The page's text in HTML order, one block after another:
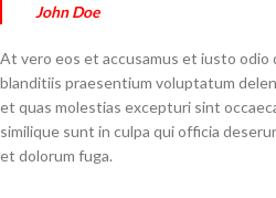
John Doe
At vero eos et accusamus et iusto odio
blanditiis praesentium voluptatum
et quas molestias excepturi sint
similique sunt in culpa qui officia
et dolorum fuga.